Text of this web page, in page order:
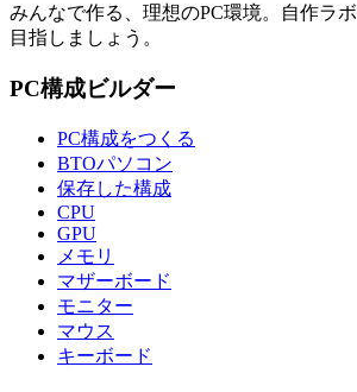
みんなで作る、理想のPC環境。 自作ラボ
目指しましょう。
PC構成ビルダー
PC構成をつくる
BTOパソコン
保存した構成
CPU
GPU
メモリ
マザーボード
モニター
マウス
キーボード